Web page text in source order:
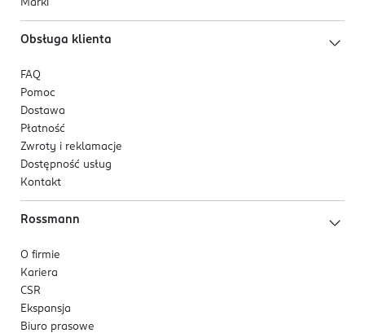
Marki
Obsługa klienta
FAQ
Pomoc
Dostawa
Płatność
Zwroty i reklamacje
Dostępność usług
Kontakt
Rossmann
O firmie
Kariera
CSR
Ekspansja
Biuro prasowe